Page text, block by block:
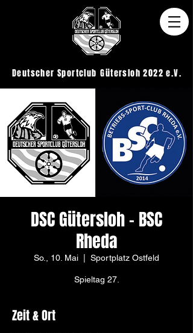
Gütersloh 2022 e.V.
Deutscher Sportclub
DSC Gütersloh - BSC
Rheda
So., 10. Mai Sportplatz Ostfeld
Spieltag 27.
Zeit & Ort